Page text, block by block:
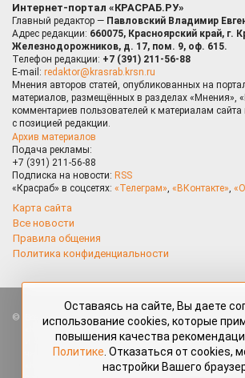
Интернет-портал «КРАСРАБ.РУ»
Главный редактор — Павловский Владимир
Адрес редакции: 660075, Красноярский край, г.
Железнодорожников, д. 17, пом. 9, оф. 615.
Телефон редакции: +7 (391) 211-56-88
E-mail: redaktor@krasrab.krsn.ru
Мнения авторов статей, опубликованных на
материалов, размещённых в разделах «Мнения»,
комментариев пользователей к материалам сайта
с позицией редакции.
Архив материалов
Подача рекламы:
+7 (391) 211-56-88
Подписка на новости: RSS
«Красраб» в соцсетях: «Телеграм», «ВКонтакте»,
Карта сайта
Все новости
Правила общения
Политика конфиденциальности
Все права защищены. Любые материалы,
«Красраб.ру» сотрудниками редакции,
и читателями, являются объектами авторского
частичное использование материалов,
«Красраб.ру», допускается только с письменного
Оставаясь на сайте, Вы даете
использование cookies, которые
повышения качества
Политике . Отказаться от cookies,
настройки Вашего